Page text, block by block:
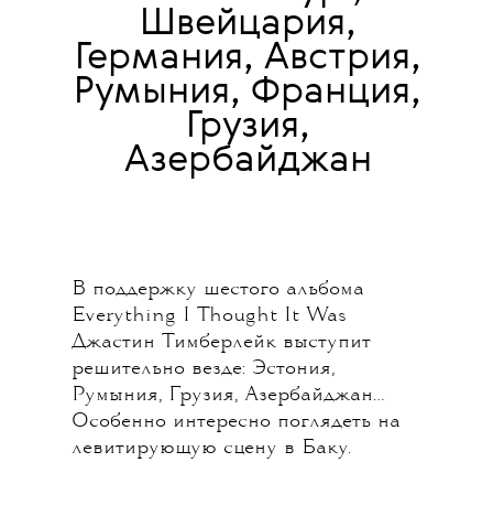
Швейцария,
Германия, Австрия,
Румыния, Франция,
Грузия,
Азербайджан
В поддержку шестого альбома
Everything I Thought It Was
Джастин Тимберлейк выступит
решительно везде: Эстония,
Румыния, Грузия, Азербайджан…
Особенно интересно поглядеть на
левитирующую сцену в Баку.